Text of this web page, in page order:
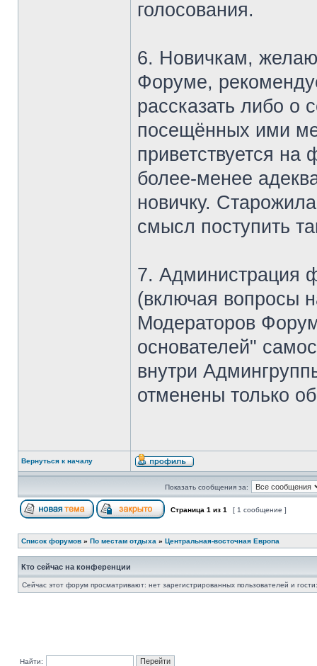
голосования.
6. Новичкам,
Форуме,
рассказать либо о
посещённых ими
приветствуется
более-менее
новичку.
смысл поступить
7. Администрация
(включая вопросы
Модераторов
основателей"
внутри
отменены только
Вернуться к началу
Показать сообщения за:
Страница 1 из 1 [ 1 сообщение ]
Список форумов » По местам отдыха » Центральная-восточная Европа
Кто сейчас на конференции
Сейчас этот форум просматривают: нет зарегистрированных пользователей и
Найти: